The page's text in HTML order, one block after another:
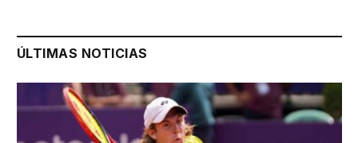
ÚLTIMAS NOTICIAS